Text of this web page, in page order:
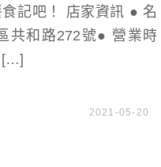
記吧！ 店家資訊 ● 名
共和路272號● 營業時
[…]
2021-05-20